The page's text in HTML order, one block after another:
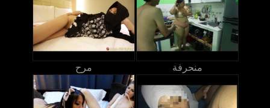
مرح منحرفة